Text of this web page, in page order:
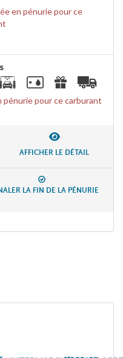
en pénurie pour ce
pour ce carburant
AFFICHER LE DÉTAIL
LA FIN DE LA PÉNURIE